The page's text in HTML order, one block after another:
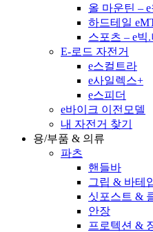
올 마운틴 – e
하드테일
스포츠 – e빅.
E-로드 자전거
e스컬트라
e사일렉스+
e스피더
e바이크 이전모델
내 자전거 찾기
용/부품 & 의류
파츠
핸들바
그립 & 바테
싯포스트 &
안장
프로텍션 &